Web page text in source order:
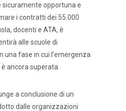
sicuramente opportuna e
i contratti dei 55.000
docenti e ATA, è
alle scuole di
una fase in cui l’emergenza
ancora superata.
a conclusione di un
dalle organizzazioni